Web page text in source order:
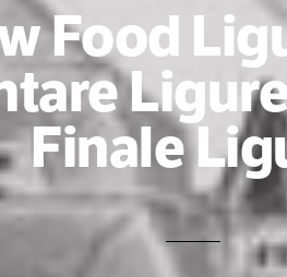
Food
Finale